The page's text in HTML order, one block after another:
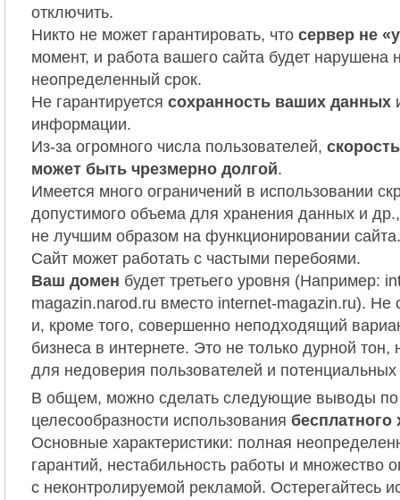
отключить.
Никто не может гарантировать, что сервер не
момент, и работа вашего сайта будет нарушена
неопределенный срок.
Не гарантируется сохранность ваших данных
информации.
Из-за огромного числа пользователей,
может быть чрезмерно долгой.
Имеется много ограничений в использовании
допустимого объема для хранения данных и
не лучшим образом на функционировании сайта.
Сайт может работать с частыми перебоями.
Ваш домен будет третьего уровня (Например:
magazin.narod.ru вместо internet-magazin.ru). Не
и, кроме того, совершенно неподходящий
бизнеса в интернете. Это не только дурной
для недоверия пользователей и потенциальных
В общем, можно сделать следующие выводы по
целесообразности использования бесплатного
Основные характеристики: полная
гарантий, нестабильность работы и множество
с неконтролируемой рекламой. Остерегайтесь